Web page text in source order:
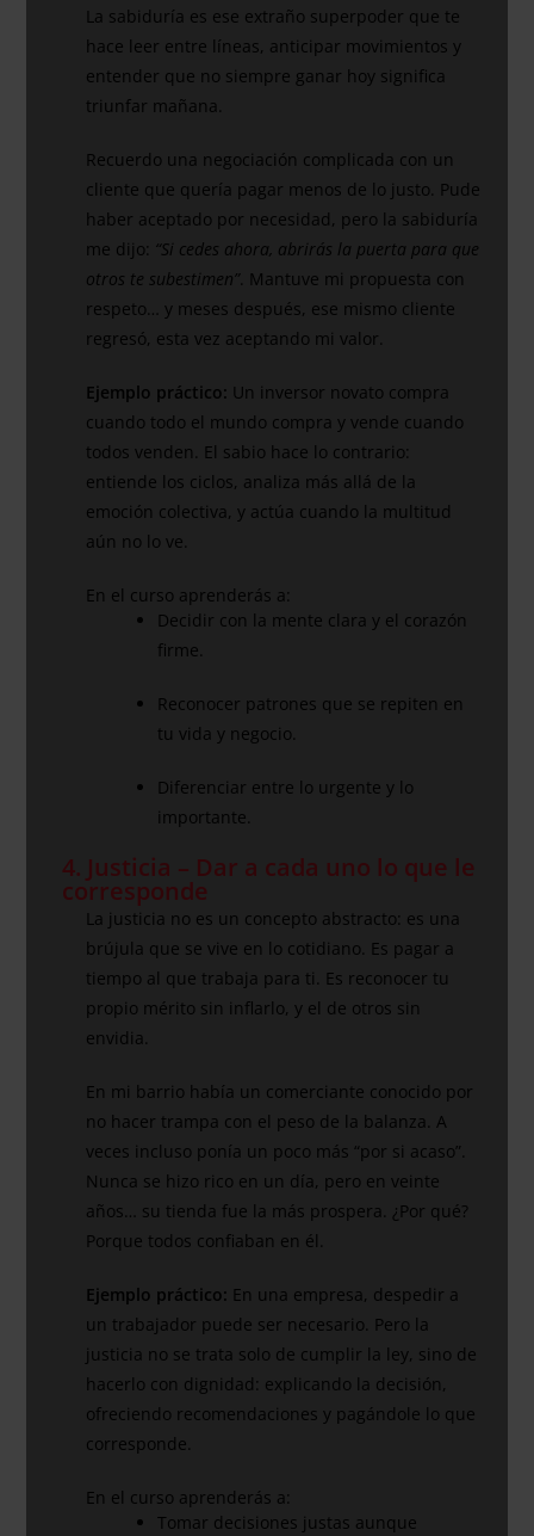
La sabiduría es ese extraño superpoder que te
hace leer entre líneas, anticipar movimientos y
entender que no siempre ganar hoy significa
triunfar mañana.
Recuerdo una negociación complicada con un
cliente que quería pagar menos de lo justo. Pude
haber aceptado por necesidad, pero la sabiduría
me dijo: “Si cedes ahora, abrirás la puerta para que
otros te subestimen”. Mantuve mi propuesta con
respeto… y meses después, ese mismo cliente
regresó, esta vez aceptando mi valor.
Ejemplo práctico: Un inversor novato compra
cuando todo el mundo compra y vende cuando
todos venden. El sabio hace lo contrario:
entiende los ciclos, analiza más allá de la
emoción colectiva, y actúa cuando la multitud
aún no lo ve.
En el curso aprenderás a:
Decidir con la mente clara y el corazón
firme.
Reconocer patrones que se repiten en
tu vida y negocio.
Diferenciar entre lo urgente y lo
importante.
4. Justicia – Dar a cada uno lo que le
corresponde
La justicia no es un concepto abstracto: es una
brújula que se vive en lo cotidiano. Es pagar a
tiempo al que trabaja para ti. Es reconocer tu
propio mérito sin inflarlo, y el de otros sin
envidia.
En mi barrio había un comerciante conocido por
no hacer trampa con el peso de la balanza. A
veces incluso ponía un poco más “por si acaso”.
Nunca se hizo rico en un día, pero en veinte
años… su tienda fue la más prospera. ¿Por qué?
Porque todos confiaban en él.
Ejemplo práctico: En una empresa, despedir a
un trabajador puede ser necesario. Pero la
justicia no se trata solo de cumplir la ley, sino de
hacerlo con dignidad: explicando la decisión,
ofreciendo recomendaciones y pagándole lo que
corresponde.
En el curso aprenderás a:
Tomar decisiones justas aunque